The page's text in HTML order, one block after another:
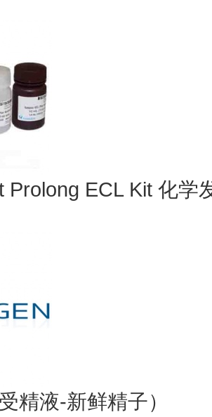
Prolong ECL Kit 化学
精液-新鲜精子）